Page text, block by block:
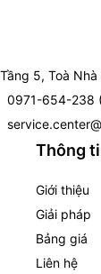
Tầng 5, Toà
0971-654-238
Thông
Giới thiệu
Giải pháp
Bảng giá
Liên hệ